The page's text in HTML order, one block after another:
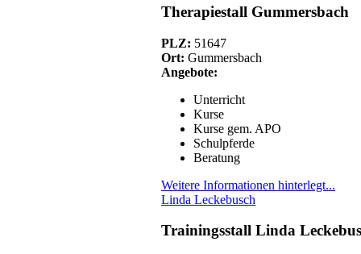
Therapiestall Gummersbach
PLZ: 51647
Ort: Gummersbach
Angebote:
Unterricht
Kurse
Kurse gem. APO
Schulpferde
Beratung
Weitere Informationen hinterlegt...
Linda Leckebusch
Trainingsstall Linda